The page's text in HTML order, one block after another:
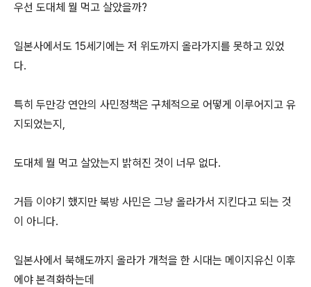
우선 도대체 뭘 먹고 살았을까?
일본사에서도 15세기에는 저 위도까지 올라가지를 못하고 있었
다.
특히 두만강 연안의 사민정책은 구체적으로 어떻게 이루어지고 유
지되었는지,
도대체 뭘 먹고 살았는지 밝혀진 것이 너무 없다.
거듭 이야기 했지만 북방 사민은 그냥 올라가서 지킨다고 되는 것
이 아니다.
일본사에서 북해도까지 올라가 개척을 한 시대는 메이지유신 이후
에야 본격화하는데